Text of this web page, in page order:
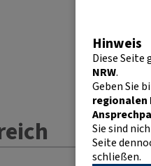
Hinweis
Diese Seite
NRW.
Geben Sie
regionalen
Sie sind
Seite
schließen.